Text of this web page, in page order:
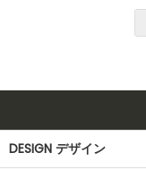
DESIGN デザイン